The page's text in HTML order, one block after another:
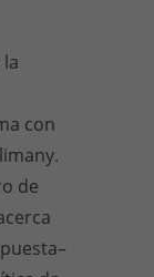
con
de